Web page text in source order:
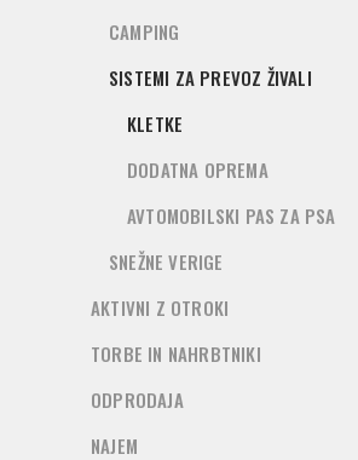
CAMPING
SISTEMI ZA PREVOZ ŽIVALI
KLETKE
DODATNA OPREMA
AVTOMOBILSKI PAS ZA PSA
SNEŽNE VERIGE
AKTIVNI Z OTROKI
TORBE IN NAHRBTNIKI
ODPRODAJA
NAJEM